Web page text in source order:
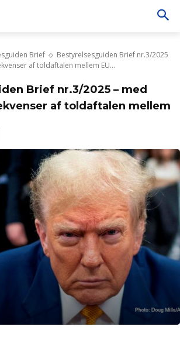
Brief
Bestyrelsesguiden Brief nr.3/2025
af toldaftalen mellem EU...
Brief nr.3/2025 – med
af toldaftalen mellem